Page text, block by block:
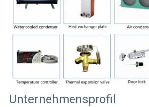
Unternehmensprofil